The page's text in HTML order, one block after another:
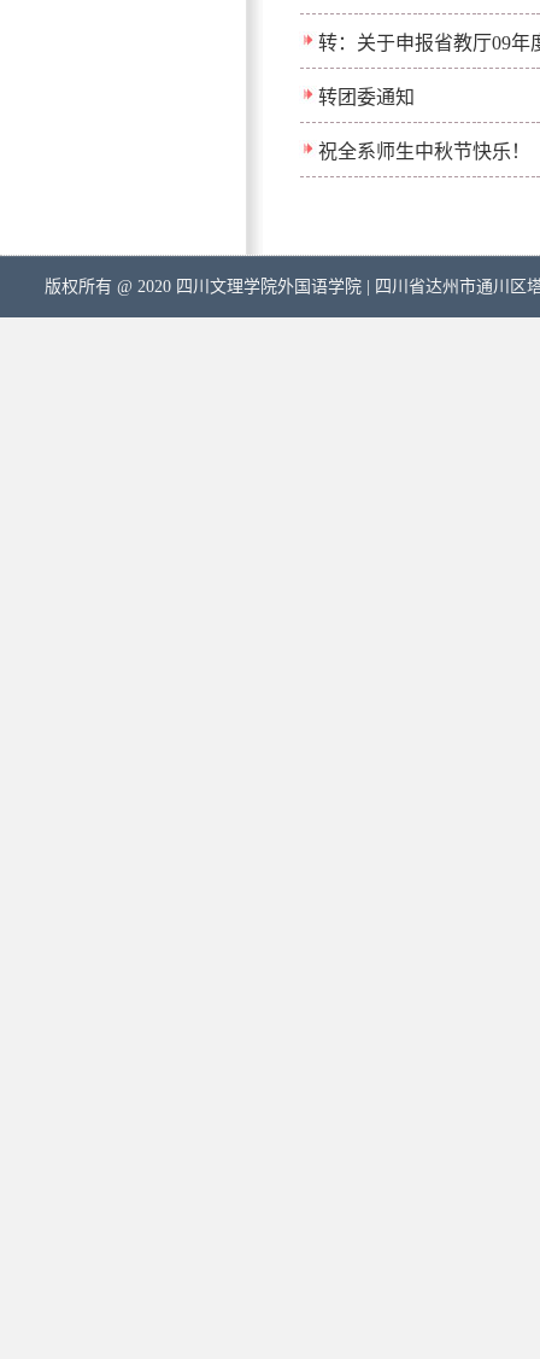
转：关于申报省教厅09年
转团委通知
祝全系师生中秋节快乐！
版权所有 @ 2020 四川文理学院外国语学院 | 四川省达州市通川区